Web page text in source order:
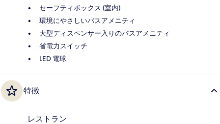
セーフティボックス (室内)
環境にやさしいバスアメニティ
大型ディスペンサー入りのバスアメニティ
省電力スイッチ
LED 電球
特徴
レストラン